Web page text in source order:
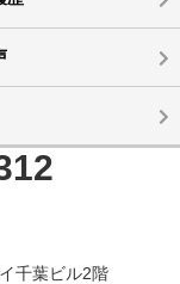
千葉ビル2階